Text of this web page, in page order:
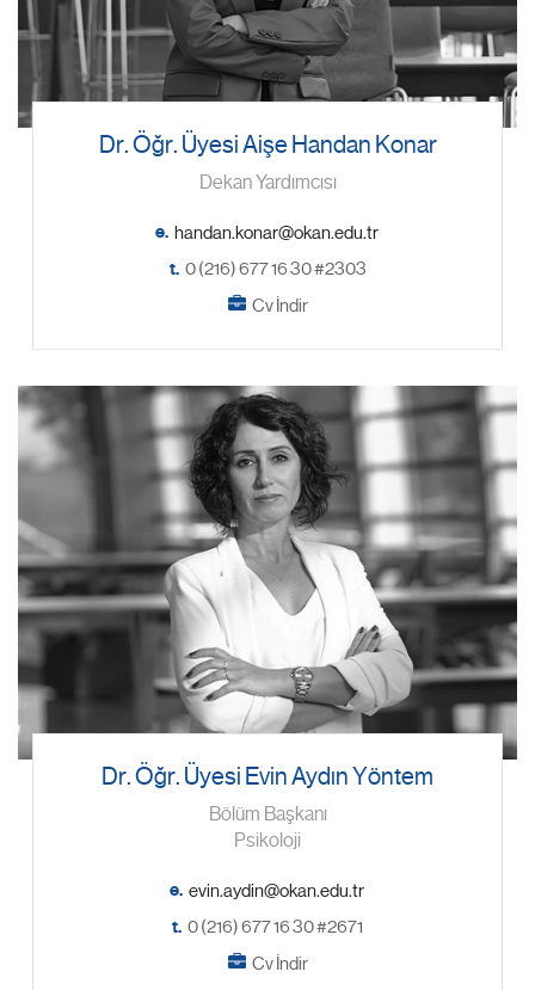
Dr. Öğr. Üyesi Aişe Handan Konar
Dekan Yardımcısı
e.
t. 0 (216) 677 16 30 #2303
Cv İndir
Dr. Öğr. Üyesi Evin Aydın Yöntem
Bölüm Başkanı
Psikoloji
e.
t. 0 (216) 677 16 30 #2671
Cv İndir